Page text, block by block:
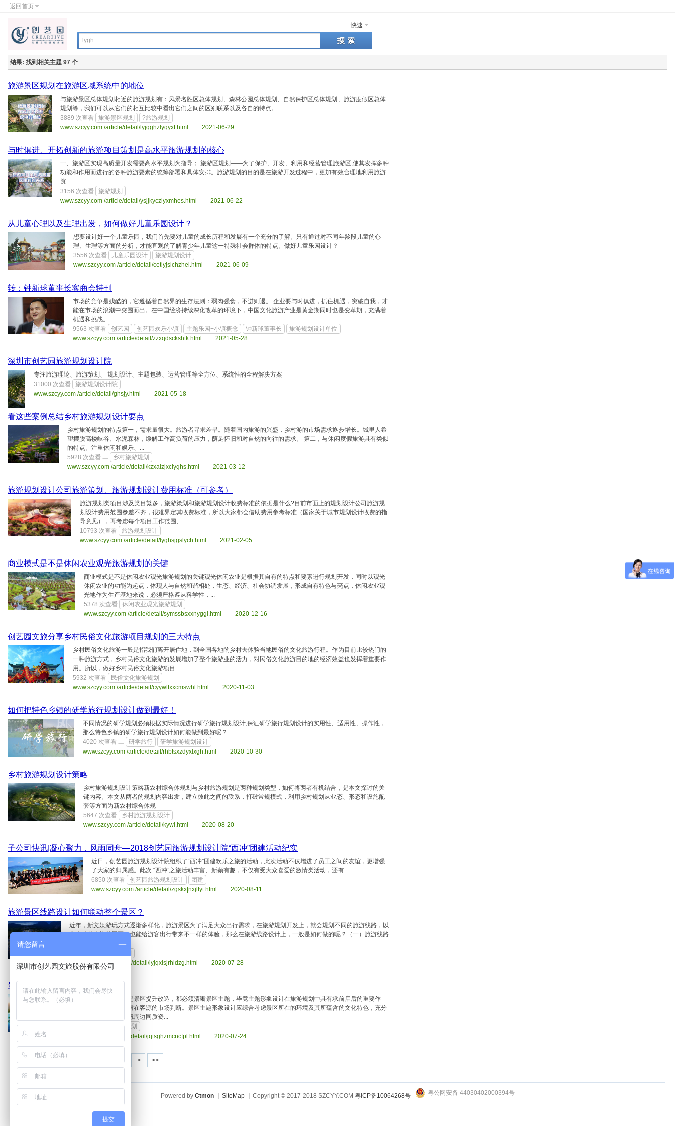
返回首页
快速
结果: 找到相关主题 97 个
​旅游景区规划在旅游区域系统中的地位
与旅游景区总体规划相近的旅游规划有：风景名胜区总体规划、森林公园总体规划、自然保护区总体规划、旅游度假区总体
规划等，我们可以从它们的相互比较中看出它们之间的区别联系以及各自的特点。
3889 次查看
旅游景区规划
?旅游规划
www.szcyy.com /article/detail/lyjqghzlyqyxt.html 2021-06-29
与时俱进、开拓创新的旅游项目策划是高水平旅游规划的核心
一、旅游区实现高质量开发需要高水平规划为指导； 旅游区规划——为了保护、开发、利用和经营管理旅游区,使其发挥多种
功能和作用而进行的各种旅游要素的统筹部署和具体安排。旅游规划的目的是在旅游开发过程中，更加有效合理地利用旅游
资
3156 次查看
旅游规划
www.szcyy.com /article/detail/ysjjkyczlyxmhes.html 2021-06-22
​从儿童心理以及生理出发，如何做好儿童乐园设计？
想要设计好一个儿童乐园，我们首先要对儿童的成长历程和发展有一个充分的了解。只有通过对不同年龄段儿童的心
理、生理等方面的分析，才能直观的了解青少年儿童这一特殊社会群体的特点。做好儿童乐园设计？
3556 次查看
儿童乐园设计
旅游规划设计
www.szcyy.com /article/detail/cetlyjslchzhel.html 2021-06-09
转：钟新球董事长客商会特刊
市场的竞争是残酷的，它遵循着自然界的生存法则：弱肉强食，不进则退。 企业要与时俱进，抓住机遇，突破自我，才
能在市场的浪潮中突围而出。在中国经济持续深化改革的环境下，中国文化旅游产业是黄金期同时也是变革期，充满着
机遇和挑战。
9563 次查看
创艺园 创艺园欢乐小镇 主题乐园+小镇概念 钟新球董事长
旅游规划设计单位
www.szcyy.com /article/detail/zzxqdsckshtk.html 2021-05-28
深圳市创艺园旅游规划设计院
专注旅游理论、旅游策划、 规划设计、主题包装、运营管理等全方位、系统性的全程解决方案
31000 次查看
旅游规划设计院
www.szcyy.com /article/detail/ghsjy.html 2021-05-18
看这些案例总结乡村旅游规划设计要点
乡村旅游规划的特点第一，需求量很大。旅游者寻求差旱。随着国内旅游的兴盛，乡村游的市场需求逐步增长。城里人希
望摆脱高楼峡谷、水泥森林，缓解工作高负荷的压力，荫足怀旧和对自然的向往的需求。 第二，与休闲度假旅游具有类似
的特点。注重休闲和娱乐、...
5928 次查看
乡村旅游规划
www.szcyy.com /article/detail/kzxalzjxclyghs.html 2021-03-12
旅游规划设计公司旅游策划、旅游规划设计费用标准（可参考）
旅游规划类项目涉及类目繁多，旅游策划和旅游规划设计收费标准的依据是什么?目前市面上的规划设计公司旅游规
划设计费用范围参差不齐，很难界定其收费标准，所以大家都会借助费用参考标准（国家关于城市规划设计收费的指
导意见），再考虑每个项目工作范围、
10793 次查看
旅游规划设计
www.szcyy.com /article/detail/lyghsjgslych.html 2021-02-05
商业模式是不是休闲农业观光旅游规划的关键
商业模式是不是休闲农业观光旅游规划的关键观光休闲农业是根据其自有的特点和要素进行规划开发，同时以观光
休闲农业的功能为起点，体现人与自然和谐相处，生态、经济、社会协调发展，形成自有特色与亮点，休闲农业观
光地作为生产基地来说，必须严格遵从科学性，...
5378 次查看
休闲农业观光旅游规划
www.szcyy.com /article/detail/symssbsxxnyggl.html 2020-12-16
创艺园文旅分享乡村民俗文化旅游项目规划的三大特点
乡村民俗文化旅游一般是指我们离开居住地，到全国各地的乡村去体验当地民俗的文化旅游行程。作为目前比较热门的
一种旅游方式，乡村民俗文化旅游的发展增加了整个旅游业的活力，对民俗文化旅游目的地的经济效益也发挥着重要作
用。所以，做好乡村民俗文化旅游项目...
5932 次查看
民俗文化旅游规划
www.szcyy.com /article/detail/cyywlfxxcmswhl.html 2020-11-03
如何把特色乡镇的研学旅行规划设计做到最好！
不同情况的研学规划必须根据实际情况进行研学旅行规划设计,保证研学旅行规划设计的实用性、适用性、操作性，
那么特色乡镇的研学旅行规划设计如何能做到最好呢？
4020 次查看
研学旅行
研学旅游规划设计
www.szcyy.com /article/detail/rhbtsxzdyxlxgh.html 2020-10-30
乡村旅游规划设计策略
乡村旅游规划设计策略新农村综合体规划与乡村旅游规划是两种规划类型，如何将两者有机结合，是本文探讨的关
键内容。本文从两者的规划内容出发，建立彼此之间的联系，打破常规模式，利用乡村规划从业态、形态和设施配
套等方面为新农村综合体规
5647 次查看
乡村旅游规划设计
www.szcyy.com /article/detail/kywl.html 2020-08-20
子公司快讯|凝心聚力，风雨同舟—2018创艺园旅游规划设计院“西冲”团建活动纪实
近日，创艺园旅游规划设计院组织了“西冲”团建欢乐之旅的活动，此次活动不仅增进了员工之间的友谊，更增强
了大家的归属感。此次 “西冲”之旅活动丰富、新颖有趣，不仅有受大众喜爱的激情类活动，还有
6850 次查看
创艺园旅游规划设计
团建
www.szcyy.com /article/detail/zgskx|nxjlfyt.html 2020-08-11
旅游景区线路设计如何联动整个景区？
近年，新文娱游玩方式逐渐多样化，旅游景区为了满足大众出行需求，在旅游规划开发上，就会规划不同的旅游线路，以
此联动整个旅游景区，也能给游客出行带来不一样的体验，那么在旅游线路设计上，一般是如何做的呢？（一）旅游线路
www.szcyy.com /article/detail/lyjqxlsjrhldzg.html 2020-07-28
景区提升怎么规划才能发生“质变”
无论是新开发的景区还是景区提升改造，都必须清晰景区主题，毕竟主题形象设计在旅游规划中具有承前启后的重要作
用，很大程度上影响着潜在客源的市场判断。景区主题形象设计应综合考虑景区所在的环境及其所蕴含的文化特色，充分
挖掘景区自身优势、考虑周边同质资...
3927 次查看
旅游规划
www.szcyy.com /article/detail/jqtsghzmcncfpl.html 2020-07-24
1 2
Powered by Ctmon SiteMap Copyright © 2017-2018 SZCYY.COM 粤ICP备10064268号 粤公网安备 44030402000394号
请您留言
深圳市创艺园文旅股份有限公司
提交